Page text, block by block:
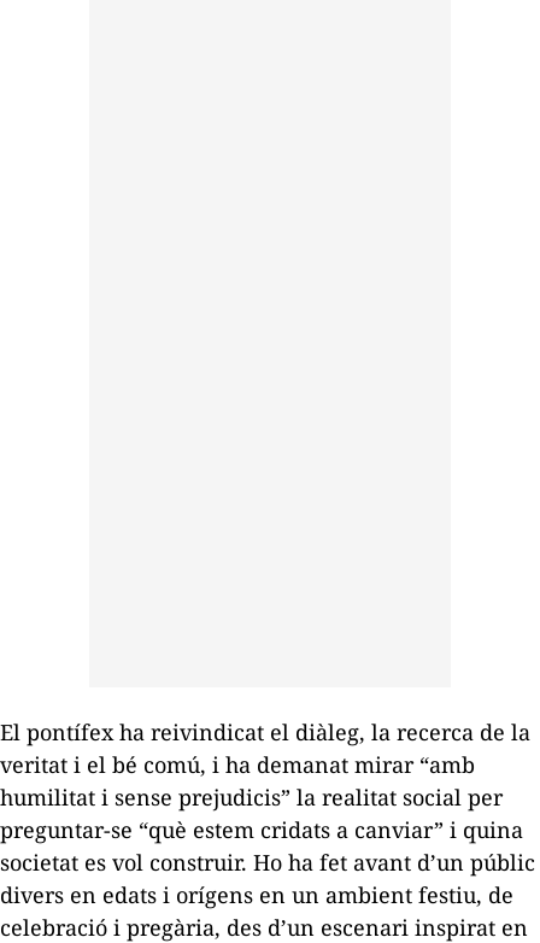
El pontífex ha reivindicat el diàleg, la recerca de la
veritat i el bé comú, i ha demanat mirar “amb
humilitat i sense prejudicis” la realitat social per
preguntar-se “què estem cridats a canviar” i quina
societat es vol construir. Ho ha fet avant d’un públic
divers en edats i orígens en un ambient festiu, de
celebració i pregària, des d’un escenari inspirat en